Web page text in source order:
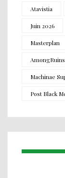
Atavistia
Juin 2026
Masterplan
AmongRuins
Machinae
Post Black